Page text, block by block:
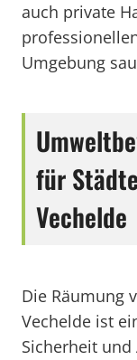
auch private
Umgebung
für
Vechelde
Die Räumung
Vechelde ist
Sicherheit und